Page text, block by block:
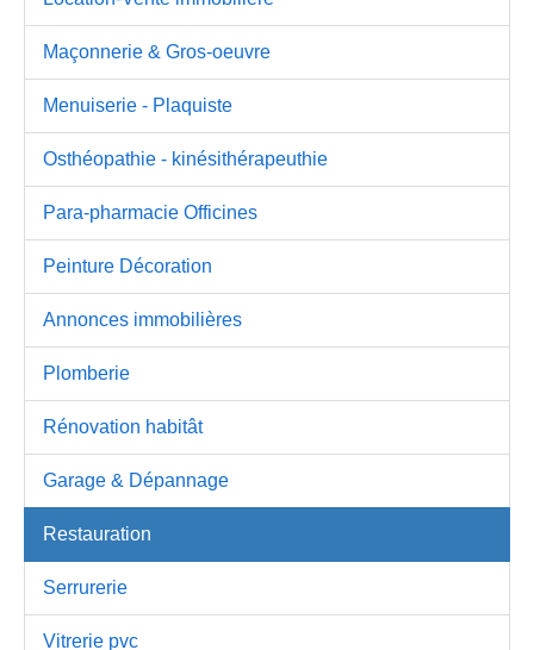
Maçonnerie & Gros-oeuvre
Menuiserie - Plaquiste
Osthéopathie - kinésithérapeuthie
Para-pharmacie Officines
Peinture Décoration
Annonces immobilières
Plomberie
Rénovation habitât
Garage & Dépannage
Restauration
Serrurerie
Vitrerie pvc